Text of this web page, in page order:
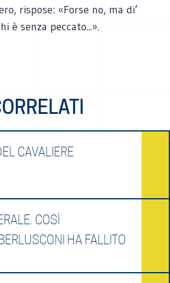
rispose: «Forse no, ma di’
è senza peccato...».
CAVALIERE
COSÌ
HA FALLITO